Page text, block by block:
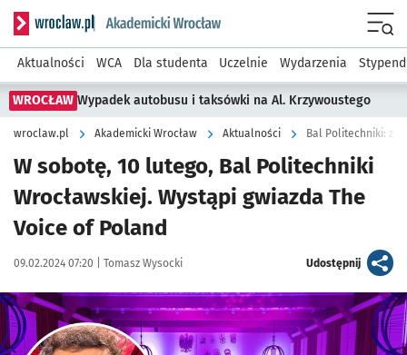
Serwis informacyjny wroclaw.pl podserwis: Akademicki
Aktualności WCA Dla studenta Uczelnie Wydarzenia
WROCŁAW Wypadek autobusu i taksówki na Al. Krzywoustego
wroclaw.pl Akademicki Wrocław Aktualności Bal Politechniki:
W sobotę, 10 lutego, Bal Politechniki
Wrocławskiej. Wystąpi gwiazda The
Voice of Poland
Data publikacji:
09.02.2024 07:20 | Autor:
Tomasz Wysocki Udostępnijartykuł
Kliknij, aby powiększyć